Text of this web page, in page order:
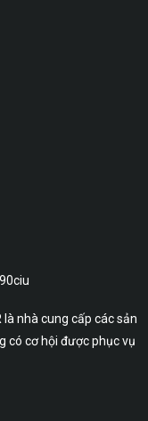
là nhà cung cấp các sản
có cơ hội được phục vụ